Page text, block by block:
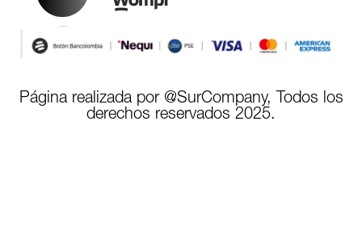
Página realizada por @SurCompany, Todos los
derechos reservados 2025.